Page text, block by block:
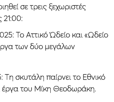
σε τρεις ξεχωριστές
21:00:
Το Αττικό Ώδείο και «Ωδείο
των δύο μεγάλων
Τη σκυτάλη παίρνει το Εθνικό
έργα του Μίκη Θεοδωράκη.